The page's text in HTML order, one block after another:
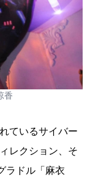
香
ているサイバー
レクション、そ
ラドル「麻衣